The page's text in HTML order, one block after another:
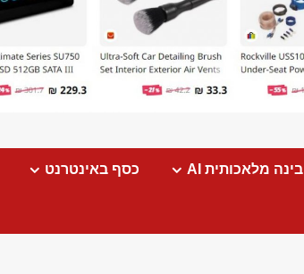
בינה מלאכותית AI כסף באינטרנט